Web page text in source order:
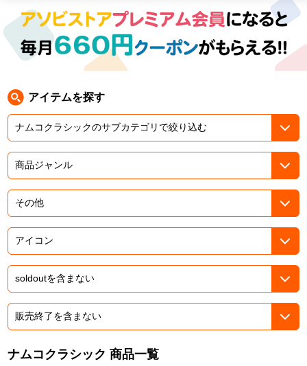
ゲーム 電子書籍
その他先行受付
アイドルマスター ミリオンライブ！
アイドルマスター SideM
プロジェクトアイマス ヴイアライヴ
テイルズ オブ シリーズ
電音部
鉄拳
太鼓の達人
ACE COMBAT
ナムコクラシック
アイテムを探す
ナムコクラシック 商品一覧